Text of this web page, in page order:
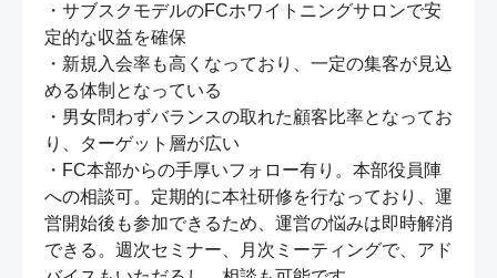
・サブスクモデルのFCホワイトニングサロンで安
定的な収益を確保
・新規入会率も高くなっており、一定の集客が見込
める体制となっている
・男女問わずバランスの取れた顧客比率となってお
り、ターゲット層が広い
・FC本部からの手厚いフォロー有り。本部役員陣
への相談可。定期的に本社研修を行なっており、運
営開始後も参加できるため、運営の悩みは即時解消
できる。週次セミナー、月次ミーティングで、アド